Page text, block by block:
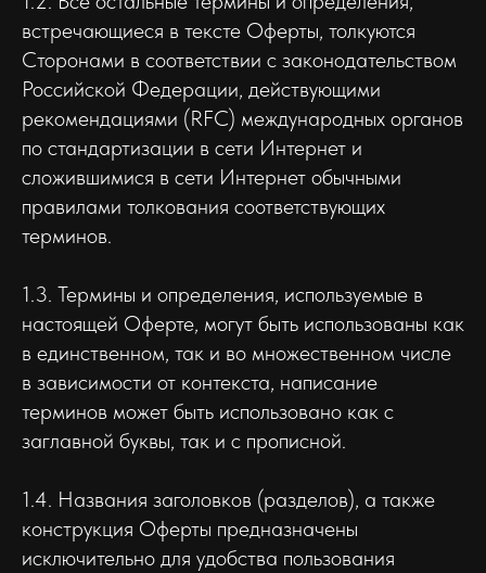
встречающиеся в тексте Оферты, толкуются
Сторонами в соответствии с законодательством
Российской Федерации, действующими
рекомендациями (RFC) международных органов
по стандартизации в сети Интернет и
сложившимися в сети Интернет обычными
правилами толкования соответствующих
терминов.
1.3. Термины и определения, используемые в
настоящей Оферте, могут быть использованы как
в единственном, так и во множественном числе
в зависимости от контекста, написание
терминов может быть использовано как с
заглавной буквы, так и с прописной.
1.4. Названия заголовков (разделов), а также
конструкция Оферты предназначены
исключительно для удобства пользования